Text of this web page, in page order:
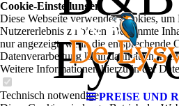
PREISE UND
Cookie-Einstellungen
Diese Webseite verwendet Cookies, um
Nutzererlebnis zu bieten. Bestimmte
nur angezeigt, wenn die entsprechende
Datenverarbeitung kann dann auch in
Weitere Informationen hierzu in der
Technisch notwendige